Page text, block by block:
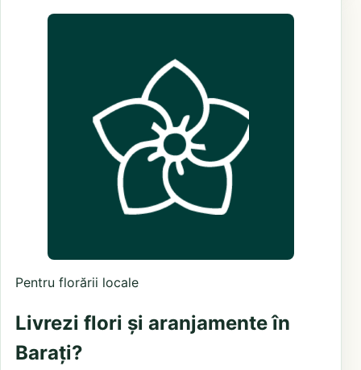
Pentru florării locale
Livrezi flori și aranjamente în
Barați?